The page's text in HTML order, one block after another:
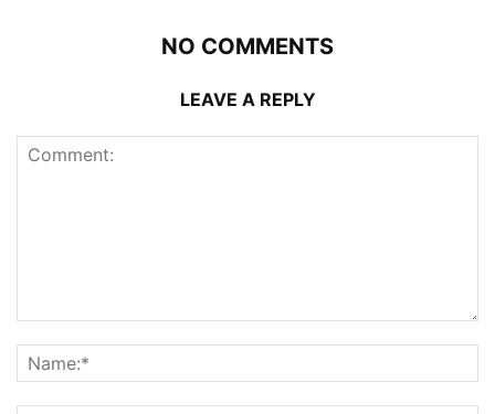
NO COMMENTS
LEAVE A REPLY